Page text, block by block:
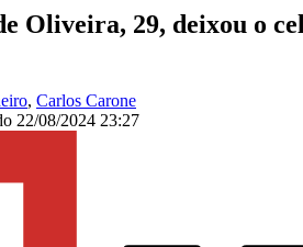
Oliveira, 29, deixou o
, Carlos Carone
22/08/2024 23:27